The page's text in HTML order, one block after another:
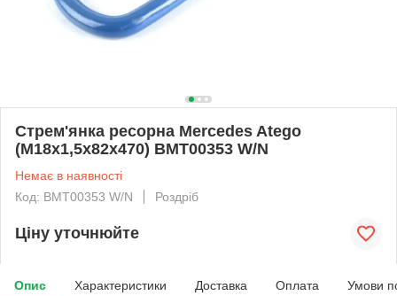
Стрем'янка ресорна Mercedes Atego
(M18x1,5x82x470) BMT00353 W/N
Немає в наявності
Код: BMT00353 W/N
Роздріб
Ціну уточнюйте
Опис Характеристики Доставка Оплата Умови